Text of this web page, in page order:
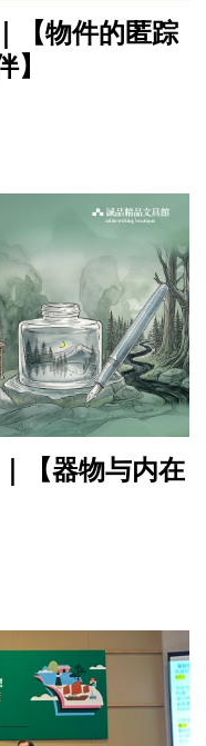
【物件的匿踪
】
【器物与内在